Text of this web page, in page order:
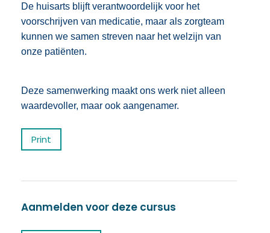
De huisarts blijft verantwoordelijk voor het
voorschrijven van medicatie, maar als zorgteam
kunnen we samen streven naar het welzijn van
onze patiënten.
Deze samenwerking maakt ons werk niet alleen
waardevoller, maar ook aangenamer.
Print
Aanmelden voor deze cursus